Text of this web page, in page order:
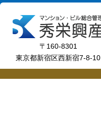
〒160-8301
東京都新宿区西新宿7-8-10